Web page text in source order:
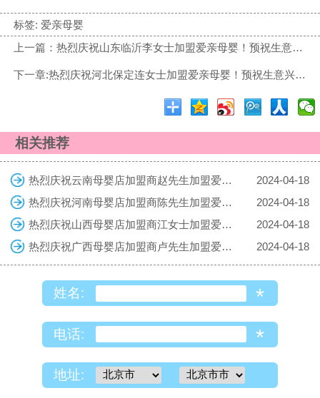
标签: 爱亲母婴
上一篇：热烈庆祝山东临沂李女士加盟爱亲母婴！预祝生意兴隆！
下一章:热烈庆祝河北保定连女士加盟爱亲母婴！预祝生意兴隆！
相关推荐
热烈庆祝云南母婴店加盟商赵先生加盟爱亲母婴！预祝生意兴隆！
2024-04-18
热烈庆祝河南母婴店加盟商陈先生加盟爱亲母婴！预祝生意兴隆！
2024-04-18
热烈庆祝山西母婴店加盟商江女士加盟爱亲母婴！预祝生意兴隆！
2024-04-18
热烈庆祝广西母婴店加盟商卢先生加盟爱亲母婴！预祝生意兴隆！
2024-04-18
姓名: *
电话: *
地址: